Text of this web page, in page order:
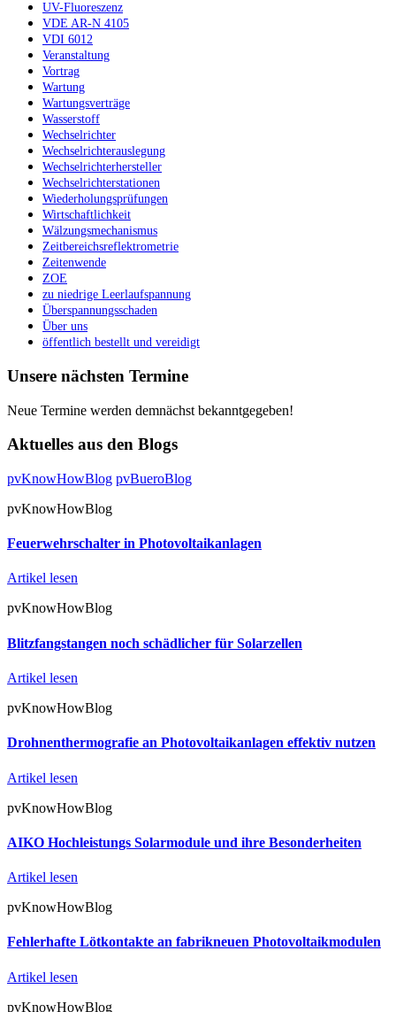
UV-Fluoreszenz
VDE AR-N 4105
VDI 6012
Veranstaltung
Vortrag
Wartung
Wartungsverträge
Wasserstoff
Wechselrichter
Wechselrichterauslegung
Wechselrichterhersteller
Wechselrichterstationen
Wiederholungsprüfungen
Wirtschaftlichkeit
Wälzungsmechanismus
Zeitbereichsreflektrometrie
Zeitenwende
ZOE
zu niedrige Leerlaufspannung
Überspannungsschaden
Über uns
öffentlich bestellt und vereidigt
Unsere nächsten Termine
Neue Termine werden demnächst bekanntgegeben!
Aktuelles aus den Blogs
pvKnowHowBlog pvBueroBlog
pvKnowHowBlog
Feuerwehrschalter in Photovoltaikanlagen
Artikel lesen
pvKnowHowBlog
Blitzfangstangen noch schädlicher für Solarzellen
Artikel lesen
pvKnowHowBlog
Drohnenthermografie an Photovoltaikanlagen effektiv nutzen
Artikel lesen
pvKnowHowBlog
AIKO Hochleistungs Solarmodule und ihre Besonderheiten
Artikel lesen
pvKnowHowBlog
Fehlerhafte Lötkontakte an fabrikneuen Photovoltaikmodulen
Artikel lesen
pvKnowHowBlog